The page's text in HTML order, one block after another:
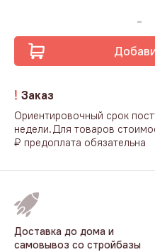
Заказ
Ориентировочный срок
недели.Для товаров
₽ предоплата обязательна
Доставка до дома и
самовывоз со стройбазы